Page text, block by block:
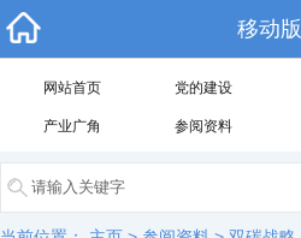
移动版
网站首页 党的建设
产业广角 参阅资料